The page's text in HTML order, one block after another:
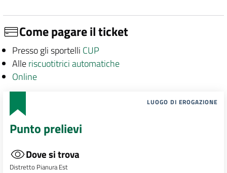
Come pagare il ticket
Presso gli sportelli CUP
Alleriscuotitrici automatiche
Online
LUOGO DI EROGAZIONE
Punto prelievi
Dove si trova
Distretto Pianura Est